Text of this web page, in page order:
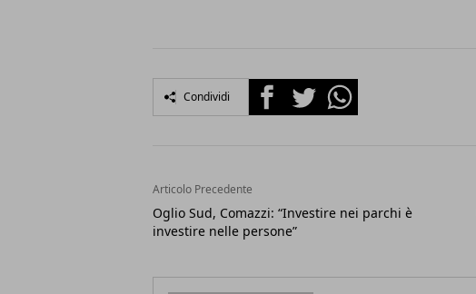
Condividi FacebookTwitterWhatsapp
Articolo Precedente
Oglio Sud, Comazzi: “Investire nei parchi è
investire nelle persone”